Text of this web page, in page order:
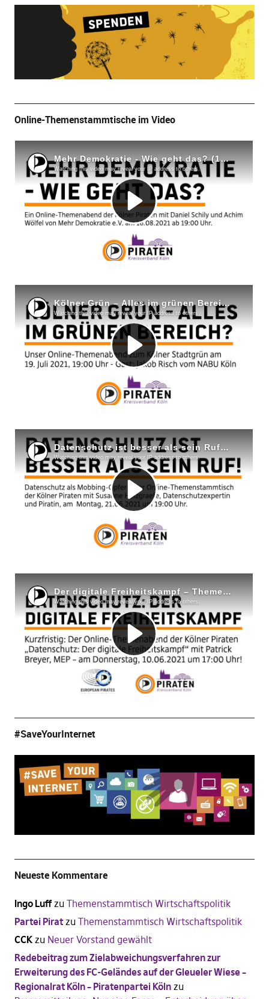
Online-Themenstammtische im Video
#SaveYourInternet
Neueste Kommentare
Ingo Luffzu Themenstammtisch Wirtschaftspolitik
Partei Piratzu Themenstammtisch Wirtschaftspolitik
CCKzu Neuer Vorstand gewählt
Redebeitrag zum Zielabweichungsverfahren zur
Erweiterung des FC-Geländes auf der Gleueler Wiese –
Regionalrat Köln – Piratenpartei Kölnzu